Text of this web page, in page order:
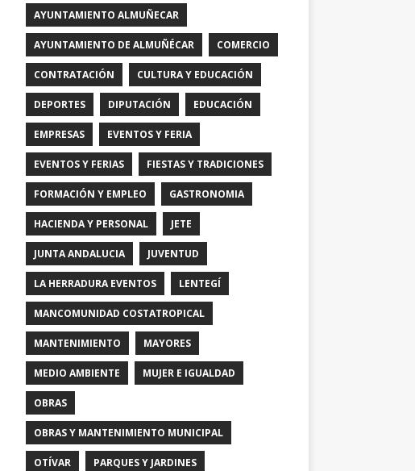
AYUNTAMIENTO ALMUÑECAR
AYUNTAMIENTO DE ALMUÑÉCAR COMERCIO
CONTRATACIÓN CULTURA Y EDUCACIÓN
DEPORTES DIPUTACIÓN EDUCACIÓN
EMPRESAS EVENTOS Y FERIA
EVENTOS Y FERIAS FIESTAS Y TRADICIONES
FORMACIÓN Y EMPLEO GASTRONOMIA
HACIENDA Y PERSONAL JETE
JUNTA ANDALUCIA JUVENTUD
LA HERRADURA EVENTOS LENTEGÍ
MANCOMUNIDAD COSTATROPICAL
MANTENIMIENTO MAYORES
MEDIO AMBIENTE MUJER E IGUALDAD
OBRAS
OBRAS Y MANTENIMIENTO MUNICIPAL
OTÍVAR PARQUES Y JARDINES